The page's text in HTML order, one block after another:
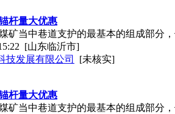
杆量大优惠
矿当中巷道支护的最基本的组成部分
[山东临沂市]
技发展有限公司
[未核实]
杆量大优惠
矿当中巷道支护的最基本的组成部分